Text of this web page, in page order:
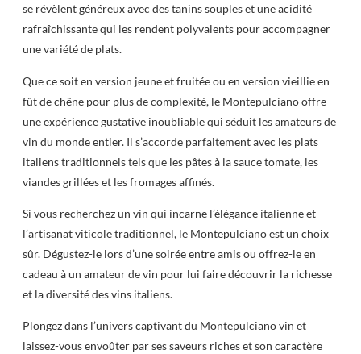
se révèlent généreux avec des tanins souples et une acidité
rafraîchissante qui les rendent polyvalents pour accompagner
une variété de plats.
Que ce soit en version jeune et fruitée ou en version vieillie en
fût de chêne pour plus de complexité, le Montepulciano offre
une expérience gustative inoubliable qui séduit les amateurs de
vin du monde entier. Il s’accorde parfaitement avec les plats
italiens traditionnels tels que les pâtes à la sauce tomate, les
viandes grillées et les fromages affinés.
Si vous recherchez un vin qui incarne l’élégance italienne et
l’artisanat viticole traditionnel, le Montepulciano est un choix
sûr. Dégustez-le lors d’une soirée entre amis ou offrez-le en
cadeau à un amateur de vin pour lui faire découvrir la richesse
et la diversité des vins italiens.
Plongez dans l’univers captivant du Montepulciano vin et
laissez-vous envoûter par ses saveurs riches et son caractère